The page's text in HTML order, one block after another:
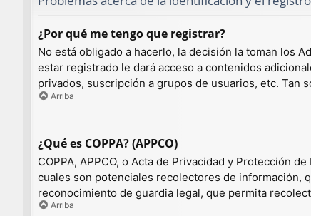
¿Por qué me tengo que registrar?
No está obligado a hacerlo, la decisión la toman los
estar registrado le dará acceso a contenidos
privados, suscripción a grupos de usuarios, etc. Tan
Arriba
¿Qué es COPPA? (APPCO)
COPPA, APPCO, o Acta de Privacidad y Protección
cuales son potenciales recolectores de información,
reconocimiento de guardia legal, que permita
Arriba